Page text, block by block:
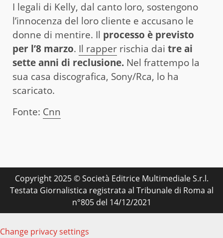
I legali di Kelly, dal canto loro, sostengono
l’innocenza del loro cliente e accusano le
donne di mentire. Il processo è previsto
per l’8 marzo. Il rapper rischia dai tre ai
sette anni di reclusione. Nel frattempo la
sua casa discografica, Sony/Rca, lo ha
scaricato.
Fonte: Cnn
Copyright 2025 © Società Editrice Multimediale S.r.l.
Testata Giornalistica registrata al Tribunale di Roma al
n°805 del 14/12/2021
Change privacy settings